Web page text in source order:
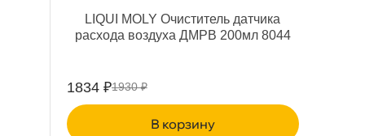
LIQUI MOLY Очиститель датчика
расхода воздуха ДМРВ 200мл 8044
1834 ₽1930 ₽
корзину